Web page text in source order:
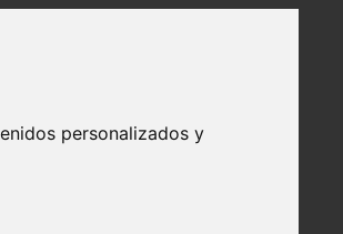
personalizados y